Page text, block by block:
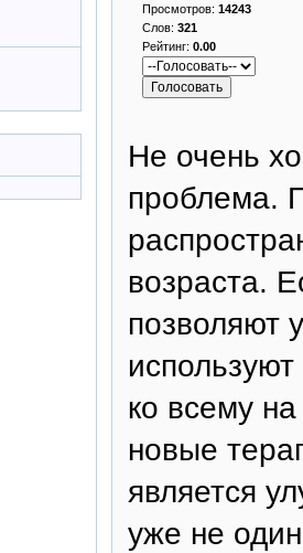
Просмотров: 14243
Слов: 321
Рейтинг: 0.00
Не очень
проблема.
возраста.
позволяют
ко всему
новые
является
уже не